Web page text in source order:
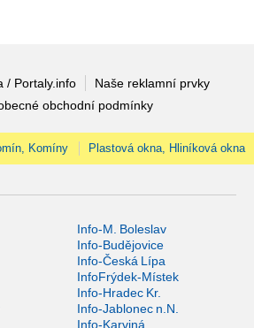
/ Portaly.info
Naše reklamní prvky
obchodní podmínky
Komíny Plastová okna, Hliníková okna
Info-M. Boleslav
Info-Budějovice
Info-Česká Lípa
InfoFrýdek-Místek
Info-Hradec Kr.
Info-Jablonec n.N.
Info-Karviná